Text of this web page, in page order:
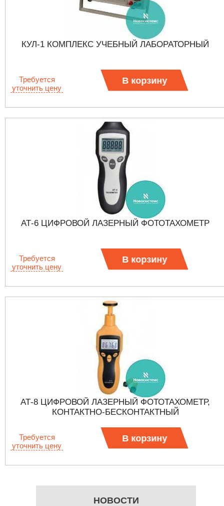
НОВОСТИ
КУЛ-1 КОМПЛЕКС УЧЕБНЫЙ ЛАБОРАТОРНЫЙ
Требуется
уточнить цену
В корзину
АТ-6 ЦИФРОВОЙ ЛАЗЕРНЫЙ ФОТОТАХОМЕТР
Требуется
уточнить цену
В корзину
АТ-8 ЦИФРОВОЙ ЛАЗЕРНЫЙ ФОТОТАХОМЕТР,
КОНТАКТНО-БЕСКОНТАКТНЫЙ
Требуется
уточнить цену
В корзину